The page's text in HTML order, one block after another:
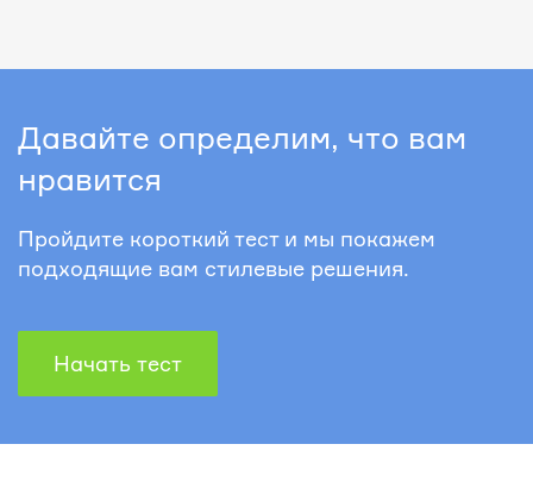
Давайте определим, что вам
нравится
Пройдите короткий тест и мы покажем
подходящие вам стилевые решения.
Начать тест